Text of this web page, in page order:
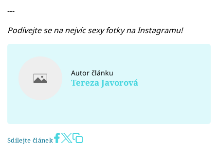
---
Podívejte se na nejvíc sexy fotky na Instagramu!
Autor článku
Tereza Javorová
Sdílejte článek